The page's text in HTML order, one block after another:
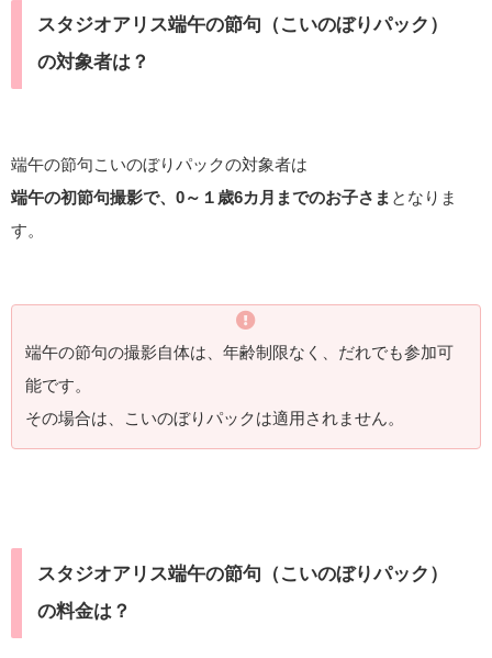
スタジオアリス端午の節句（こいのぼりパック）
の対象者は？
端午の節句こいのぼりパックの対象者は
端午の初節句撮影で、0～１歳6カ月までのお子さま となりま
す。
端午の節句の撮影自体は、年齢制限なく、だれでも参加可
能です。
その場合は、こいのぼりパックは適用されません。
スタジオアリス端午の節句（こいのぼりパック）
の料金は？